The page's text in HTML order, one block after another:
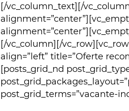
[/vc_column_text][/
[/vc_column][/
align=”left” title=”Oferte
[posts_grid_nd
post_grid_terms=”vacante-